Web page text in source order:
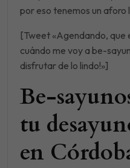
por eso tenemos un aforo
[Tweet «Agendando, que
cuándo me voy a be-
disfrutar de lo lindo!»]
Be-
tu
en